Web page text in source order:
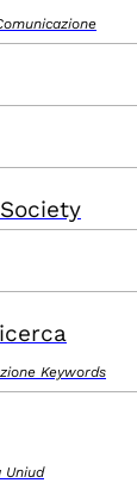
Keywords
Uniud